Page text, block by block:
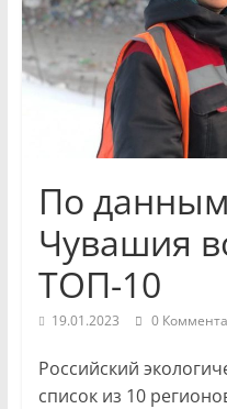
и
Чувашской
Чебоксар.
События
происшествия,
интервью,
инсайды.
По
Чувашия
ТОП-10
19.01.2023 0
Российский
список из 10